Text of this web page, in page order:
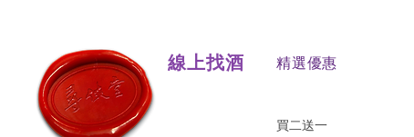
線上找酒 ​精選優惠
買二送一